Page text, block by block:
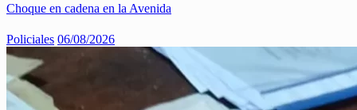
Choque en cadena en la Avenida
Policiales 06/08/2026